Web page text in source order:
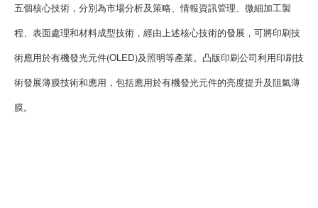
五個核心技術，分別為市場分析及策略、情報資訊管理、微細加工製
程、表面處理和材料成型技術，經由上述核心技術的發展，可將印刷技
術應用於有機發光元件(OLED)及照明等產業。凸版印刷公司利用印刷技
術發展薄膜技術和應用，包括應用於有機發光元件的亮度提升及阻氣薄
膜。